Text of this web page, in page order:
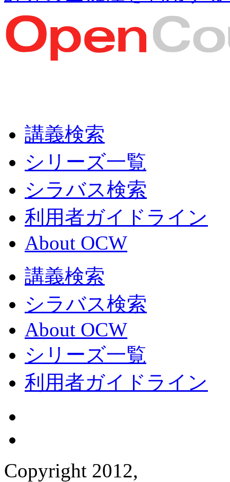
講義検索
シリーズ一覧
シラバス検索
利用者ガイドライン
About OCW
講義検索
シラバス検索
About OCW
シリーズ一覧
利用者ガイドライン
Copyright 2012,